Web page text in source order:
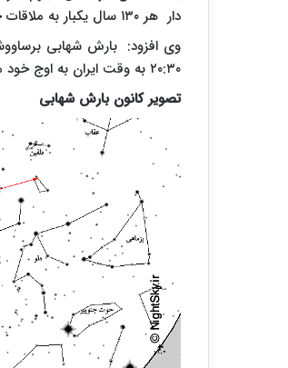
دار هر ۱۳۰ سال یکبار به ملاقات خورشید می آید.
۲۰:۳۰ به وقت ایران به اوج خود می رسد.
تصویر کانون بارش شهابی